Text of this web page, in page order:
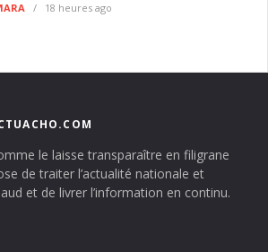
18 heures ago
le laisse transparaître en filigrane
de traiter l’actualité nationale et
et de livrer l’information en continu.